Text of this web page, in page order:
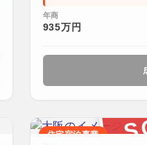
年商
935万円
住宅宿泊事業